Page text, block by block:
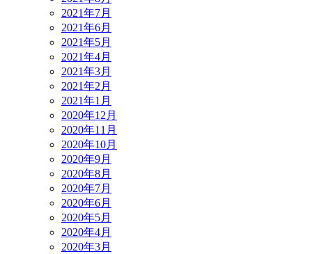
2021年7月
2021年6月
2021年5月
2021年4月
2021年3月
2021年2月
2021年1月
2020年12月
2020年11月
2020年10月
2020年9月
2020年8月
2020年7月
2020年6月
2020年5月
2020年4月
2020年3月